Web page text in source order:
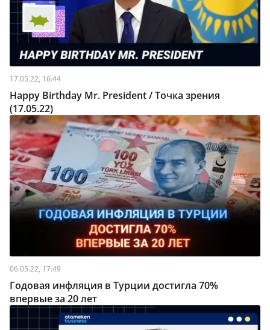
17.05.22, 16:44
Happy Birthday Mr. President / Точка зрения
(17.05.22)
06.05.22, 17:49
Годовая инфляция в Турции достигла 70%
впервые за 20 лет